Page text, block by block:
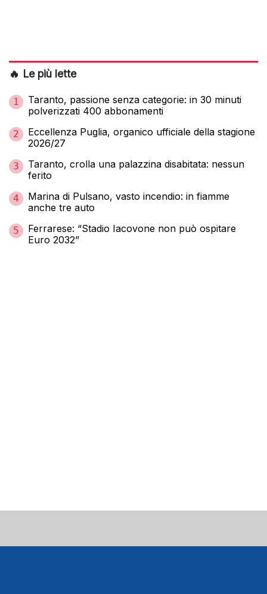
🔥 Le più lette
1
Taranto, passione senza categorie: in 30 minuti
polverizzati 400 abbonamenti
2
Eccellenza Puglia, organico ufficiale della stagione
2026/27
3
Taranto, crolla una palazzina disabitata: nessun
ferito
4
Marina di Pulsano, vasto incendio: in fiamme
anche tre auto
5
Ferrarese: “Stadio Iacovone non può ospitare
Euro 2032”